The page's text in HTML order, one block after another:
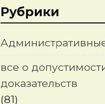
Рубрики
все о
доказательств
(81)